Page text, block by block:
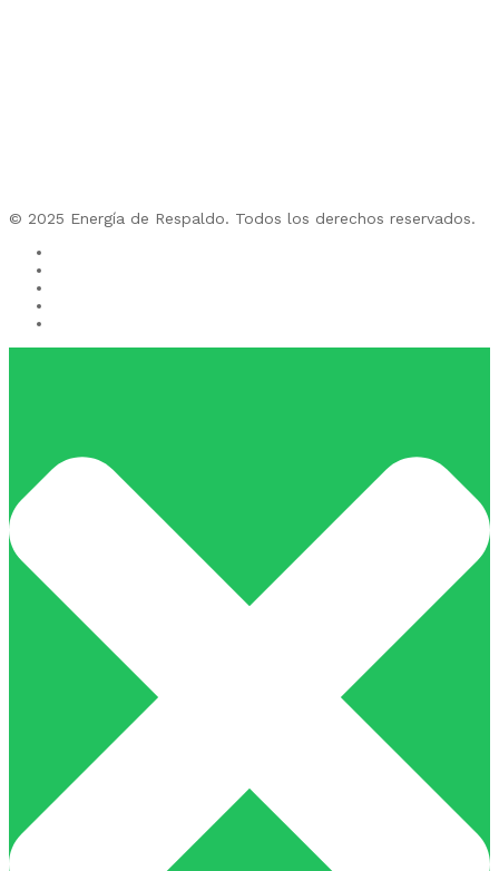
© 2025 Energía de Respaldo. Todos los derechos reservados.